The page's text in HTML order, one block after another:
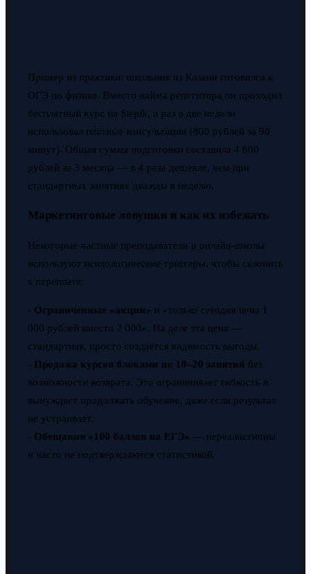
Пример из практики: школьник из Казани готовился к
ОГЭ по физике. Вместо найма репетитора он проходил
бесплатный курс на Stepik, а раз в две недели
использовал платные консультации (800 рублей за 90
минут). Общая сумма подготовки составила 4 800
рублей за 3 месяца — в 4 раза дешевле, чем при
стандартных занятиях дважды в неделю.
Маркетинговые ловушки и как их избежать
Некоторые частные преподаватели и онлайн-школы
используют психологические триггеры, чтобы склонить
к переплате:
- Ограниченные «акции» и «только сегодня цена 1
000 рублей вместо 2 000». На деле эта цена —
стандартная, просто создаётся видимость выгоды.
- Продажа курсов блоками по 10–20 занятий без
возможности возврата. Это ограничивает гибкость и
вынуждает продолжать обучение, даже если результат
не устраивает.
- Обещания «100 баллов на ЕГЭ» — нереалистичны
и часто не подтверждаются статистикой.